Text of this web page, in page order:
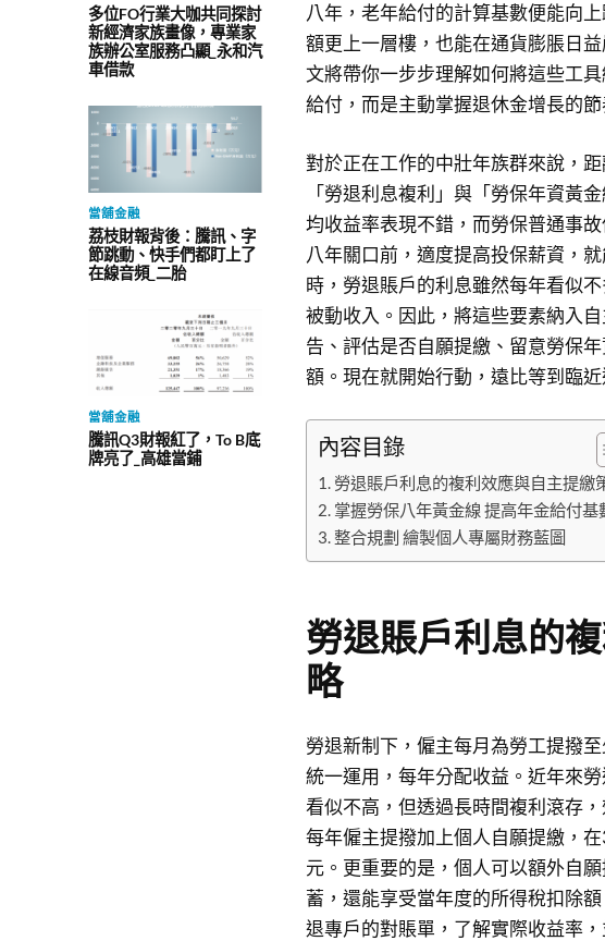
多位FO行業大咖共同探討
新經濟家族畫像，專業家
族辦公室服務凸顯_永和汽
車借款
當舖金融
荔枝財報背後：騰訊、字
節跳動、快手們都盯上了
在線音頻_二胎
當舖金融
騰訊Q3財報紅了，To B底
牌亮了_高雄當鋪
八年，老年給付的計算基數便能向
額更上一層樓，也能在通貨膨脹日
文將帶你一步步理解如何將這些工
給付，而是主動掌握退休金增長的節
對於正在工作的中壯年族群來說，
「勞退利息複利」與「勞保年資黃
均收益率表現不錯，而勞保普通事
八年關口前，適度提高投保薪資，
時，勞退賬戶的利息雖然每年看似
被動收入。因此，將這些要素納入
告、評估是否自願提繳、留意勞保
額。現在就開始行動，遠比等到臨
內容目錄
勞退賬戶利息的複利效應與自主提繳
掌握勞保八年黃金線 提高年金給付基
整合規劃 繪製個人專屬財務藍圖
勞退賬戶利息的
略
勞退新制下，僱主每月為勞工提撥
統一運用，每年分配收益。近年來
看似不高，但透過長時間複利滾存
每年僱主提撥加上個人自願提繳，
元。更重要的是，個人可以額外自
蓄，還能享受當年度的所得稅扣除
退專戶的對賬單，了解實際收益率